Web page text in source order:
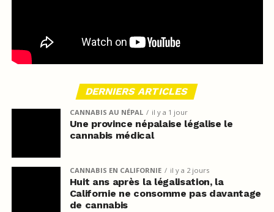
DERNIERS ARTICLES
CANNABIS AU NÉPAL il y a 1 jour
Une province népalaise légalise le
cannabis médical
CANNABIS EN CALIFORNIE il y a 2 jours
Huit ans après la légalisation, la
Californie ne consomme pas davantage
de cannabis